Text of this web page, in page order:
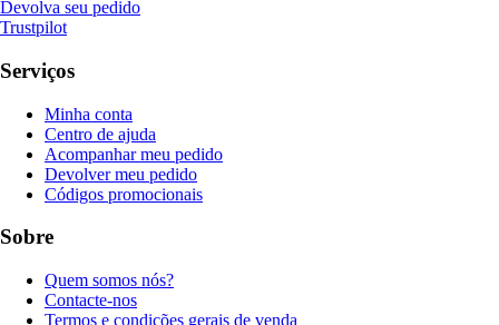
Devolva seu pedido
Trustpilot
Serviços
Minha conta
Centro de ajuda
Acompanhar meu pedido
Devolver meu pedido
Códigos promocionais
Sobre
Quem somos nós?
Contacte-nos
Termos e condições gerais de venda